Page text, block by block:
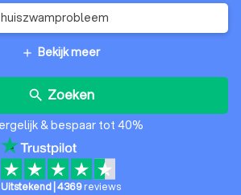
add Bekijk meer
search Zoeken
& bespaar tot 40%
Uitstekend| 4369 reviews